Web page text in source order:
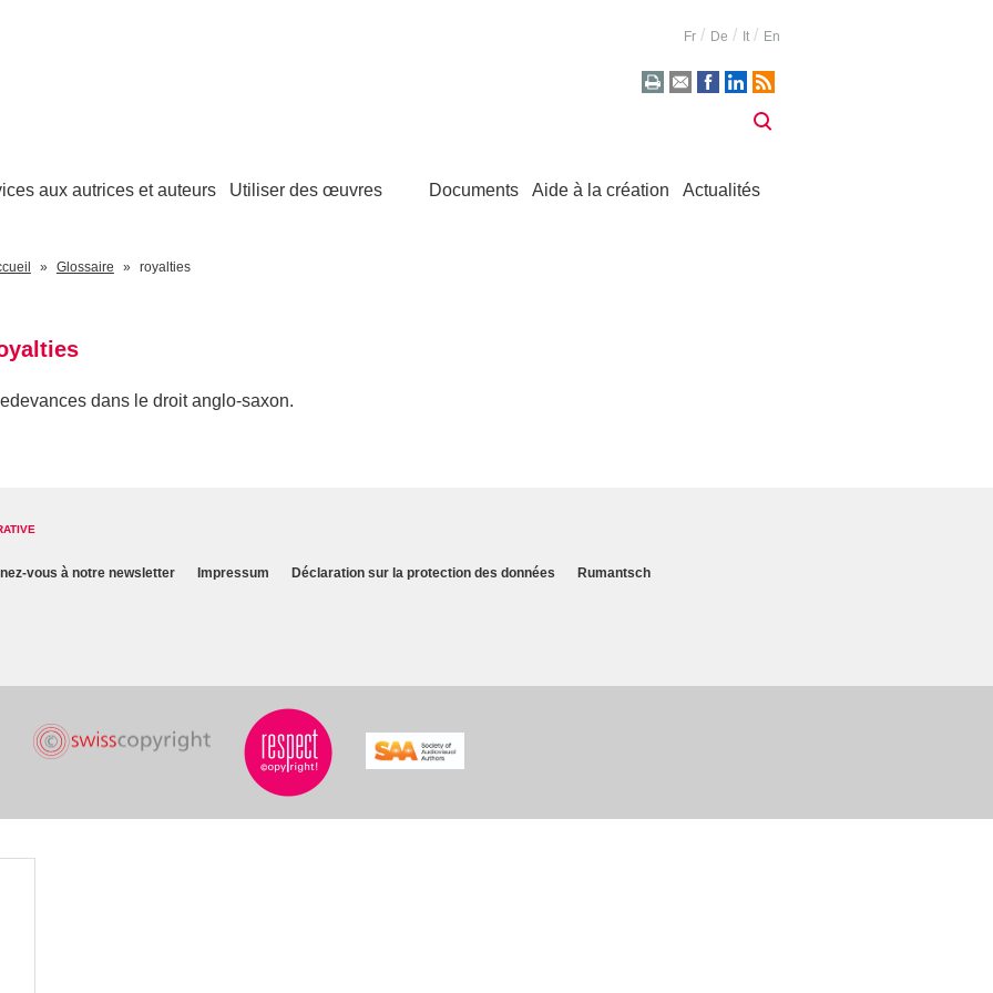
Fr De It En
aux autrices et auteurs Utiliser des œuvres Documents Aide à la création Actualités
Glossaire royalties
dans le droit anglo-saxon.
vous à notre newsletter Impressum Déclaration sur la protection des données Rumantsch